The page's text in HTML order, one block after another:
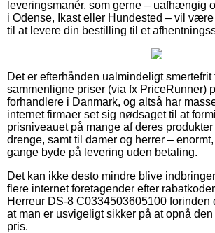
leveringsmanér, som gerne – uafhængig
i Odense, Ikast eller Hundested – vil
til at levere din bestilling til et
Det er efterhånden ualmindeligt smertefrit
sammenligne priser (via fx PriceRunner)
forhandlere i Danmark, og altså har
internet firmaer set sig nødsaget til at
prisniveauet på mange af deres
drenge, samt til damer og herrer –
gange byde på levering uden betaling.
Det kan ikke desto mindre blive
flere internet foretagender efter
Herreur DS-8 C0334503605100 forinden
at man er usvigeligt sikker på at opnå
pris.